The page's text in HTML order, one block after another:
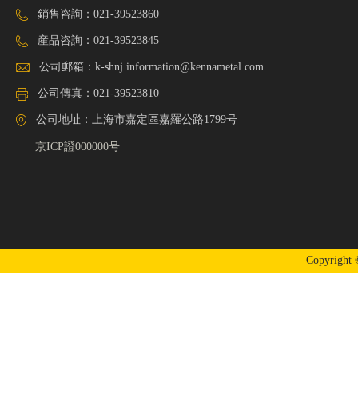
銷售咨詢：021-39523860
産品咨詢：021-39523845
公司郵箱： k-shnj.information@kennametal.com
公司傳真：021-39523810
公司地址：上海市嘉定區嘉羅公路1799号
京ICP證000000号
Copyright